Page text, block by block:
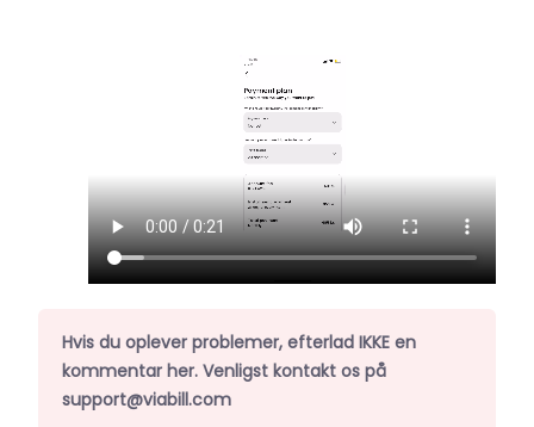
Hvis du oplever problemer, efterlad IKKE en
kommentar her. Venligst kontakt os på
support@viabill.com